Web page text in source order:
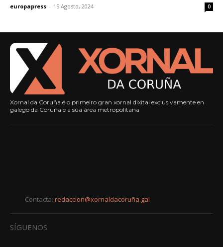
europapress - 15 Agosto, 2024 0
Xornal da Coruña é o primeiro gran xornal dixital exclusivamente en
galego da Coruña e a súa área metropolitana
Contacta: redaccion@xornaldacoruña.gal
SÍGUENOS